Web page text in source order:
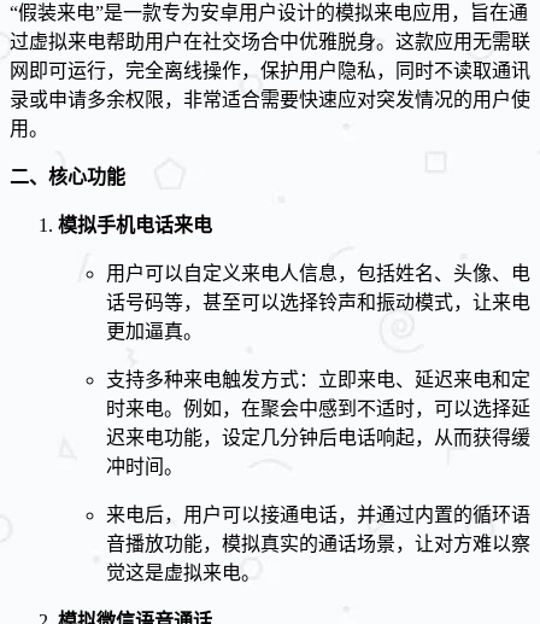
“假装来电”是一款专为安卓用户设计的模拟来电应用，旨在通
过虚拟来电帮助用户在社交场合中优雅脱身。这款应用无需联
网即可运行，完全离线操作，保护用户隐私，同时不读取通讯
录或申请多余权限，非常适合需要快速应对突发情况的用户使
用。
二、核心功能
模拟手机电话来电
用户可以自定义来电人信息，包括姓名、头像、电
话号码等，甚至可以选择铃声和振动模式，让来电
更加逼真。
支持多种来电触发方式：立即来电、延迟来电和定
时来电。例如，在聚会中感到不适时，可以选择延
迟来电功能，设定几分钟后电话响起，从而获得缓
冲时间。
来电后，用户可以接通电话，并通过内置的循环语
音播放功能，模拟真实的通话场景，让对方难以察
觉这是虚拟来电。